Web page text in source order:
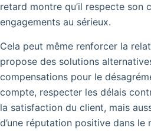
retard montre qu’il respecte son
engagements au sérieux.
Cela peut même renforcer la
propose des solutions
compensations pour le
compte, respecter les délais
la satisfaction du client, mais
d’une réputation positive dans le